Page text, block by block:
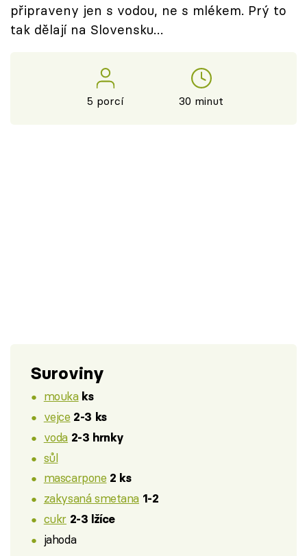
Sledujte prima+
připraveny jen s vodou, ne s mlékem. Prý to
tak dělají na Slovensku…
5 porcí 30 minut
Suroviny
mouka ks
vejce 2-3 ks
voda 2-3 hrnky
sůl
mascarpone 2 ks
zakysaná smetana 1-2
cukr 2-3 lžíce
jahoda